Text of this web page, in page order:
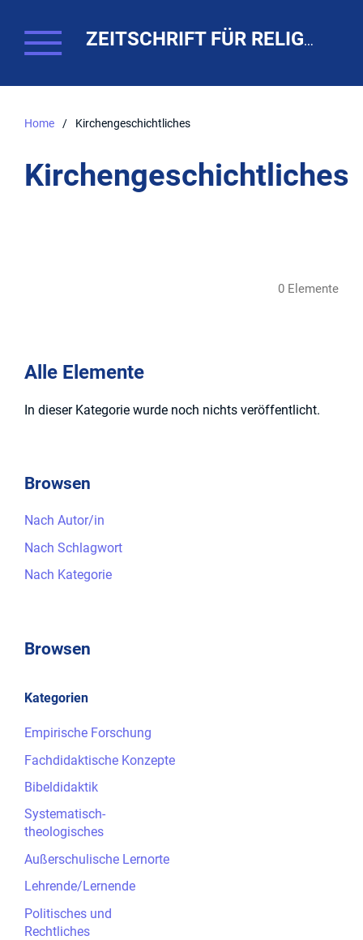
ZEITSCHRIFT FÜR RELIGIONSPÄDAGOGIK. THEO-WEB
Home / Kirchengeschichtliches
Kirchengeschichtliches
0 Elemente
Alle Elemente
In dieser Kategorie wurde noch nichts veröffentlicht.
Browsen
Nach Autor/in
Nach Schlagwort
Nach Kategorie
Browsen
Kategorien
Empirische Forschung
Fachdidaktische Konzepte
Bibeldidaktik
Systematisch-
theologisches
Außerschulische Lernorte
Lehrende/Lernende
Politisches und
Rechtliches